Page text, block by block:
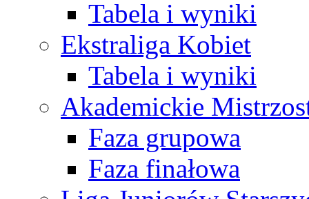
Tabela i wyniki
Ekstraliga Kobiet
Tabela i wyniki
Akademickie
Faza grupowa
Faza finałowa